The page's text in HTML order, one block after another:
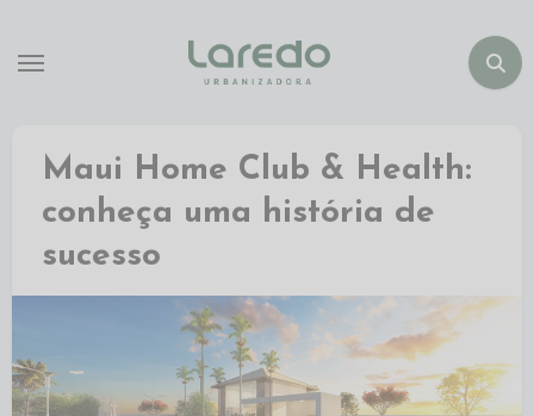
Maui Home Club & Health:
conheça uma história de
sucesso